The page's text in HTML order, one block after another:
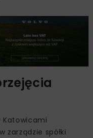
zarządzie spółki